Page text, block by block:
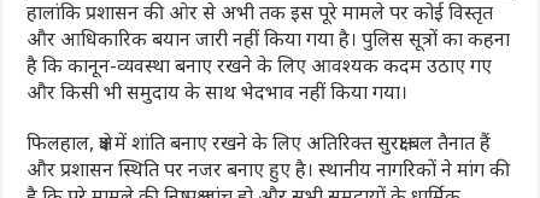
हालांकि प्रशासन की ओर से अभी तक इस पूरे मामले पर कोई विस्तृत
और आधिकारिक बयान जारी नहीं किया गया है। पुलिस सूत्रों का कहना
है कि कानून-व्यवस्था बनाए रखने के लिए आवश्यक कदम उठाए गए
और किसी भी समुदाय के साथ भेदभाव नहीं किया गया।
फिलहाल, क्षेत्र में शांति बनाए रखने के लिए अतिरिक्त सुरक्षा बल तैनात हैं
और प्रशासन स्थिति पर नजर बनाए हुए है। स्थानीय नागरिकों ने मांग की